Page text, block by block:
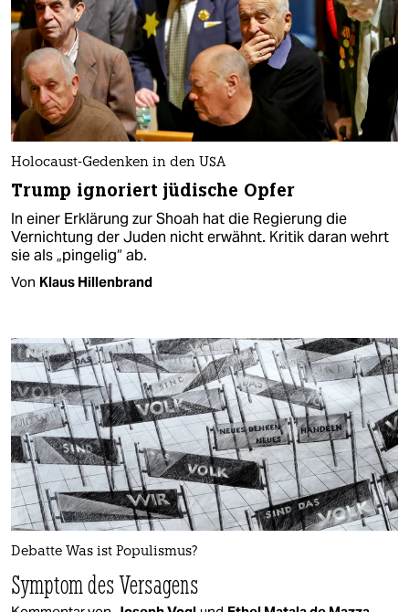
Holocaust-Gedenken in den USA
Trump ignoriert jüdische Opfer
In einer Erklärung zur Shoah hat die Regierung die
Vernichtung der Juden nicht erwähnt. Kritik daran wehrt
sie als „pingelig“ ab.
Von Klaus Hillenbrand
Debatte Was ist Populismus?
Symptom des Versagens